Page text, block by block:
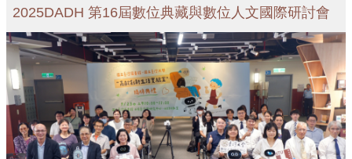
活
動
資
訊
研
究
成
果
2025DADH 第16屆數位典藏與數位人文國際研討會